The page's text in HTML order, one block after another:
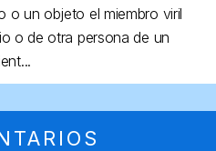
o un objeto el miembro viril
o de otra persona de un